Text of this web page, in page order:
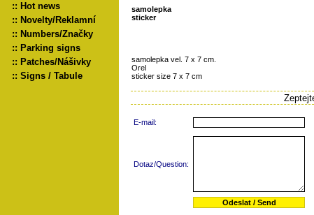
:: Hot news
:: Novelty/Reklamní
:: Numbers/Značky
:: Parking signs
:: Patches/Nášivky
:: Signs / Tabule
samolepka
sticker
samolepka vel. 7 x 7 cm.
Orel
sticker size 7 x 7 cm
E-mail:
Dotaz/Question: